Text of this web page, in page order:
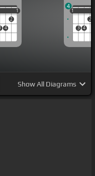
4
2
1
1 1
3 4
2
1
4
ShowAll Diagrams